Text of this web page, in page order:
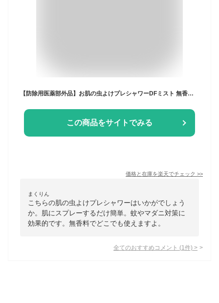
【防除用医薬部外品】お肌の虫よけプレシャワーDFミスト 無香料 200ml
この商品をサイトでみる
価格と在庫を楽天でチェック >>
まくりん
こちらの肌の虫よけプレシャワーはいかがでしょう
か。肌にスプレーするだけ簡単。蚊やマダニ対策に
効果的です。無香料でどこでも使えますよ。
全てのおすすめコメント (1 件) >